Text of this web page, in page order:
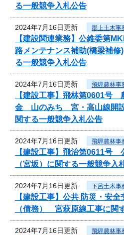
る一般競争入札公告
2024年7月16日更新 郡上土木事
【建設関連業務】公維委第
路メンテナンス補助(橋梁補
る一般競争入札公告
2024年7月16日更新 飛騨農林事
【建設工事】飛林第0601号
金 山のみち 宮・高山線開
関する一般競争入札公告
2024年7月16日更新 飛騨農林事
【建設工事】飛治第0611号
（宮坂）に関する一般競争入
2024年7月16日更新 下呂土木事
【建設工事】公共 防災・安
（債務） 宮萩原線工事に関
2024年7月16日更新 飛騨農林事